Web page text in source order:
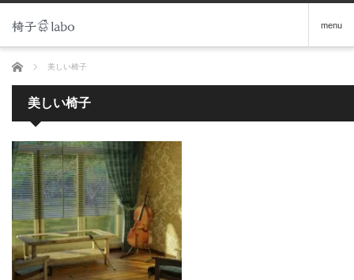
menu
ホーム 美しい椅子
美しい椅子